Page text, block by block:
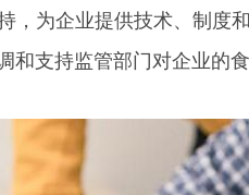
，为企业提供技术、制度
和支持监管部门对企业的